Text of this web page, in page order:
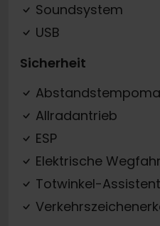
Soundsystem
USB
Sicherheit
Allradantrieb
ESP
Elektrische
Totwinkel-Assistent